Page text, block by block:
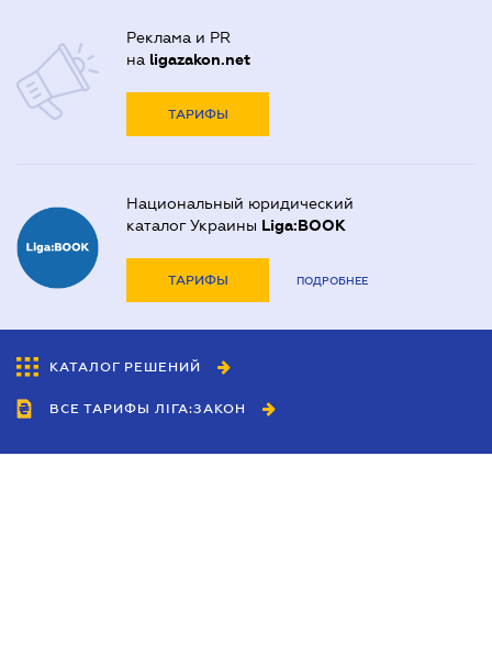
Реклама и PR
на ligazakon.net
ТАРИФЫ
Национальный юридический
каталог Украины Liga:BOOK
ТАРИФЫ ПОДРОБНЕЕ
КАТАЛОГ РЕШЕНИЙ
ВСЕ ТАРИФЫ ЛІГА:ЗАКОН